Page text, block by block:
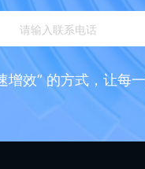
增效” 的方式，让每